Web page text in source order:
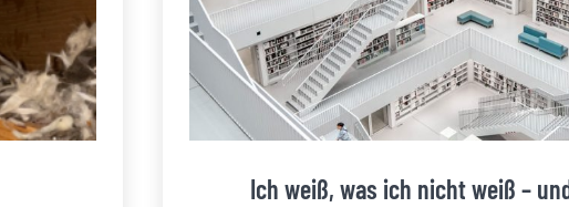
Ich weiß, was ich nicht weiß –